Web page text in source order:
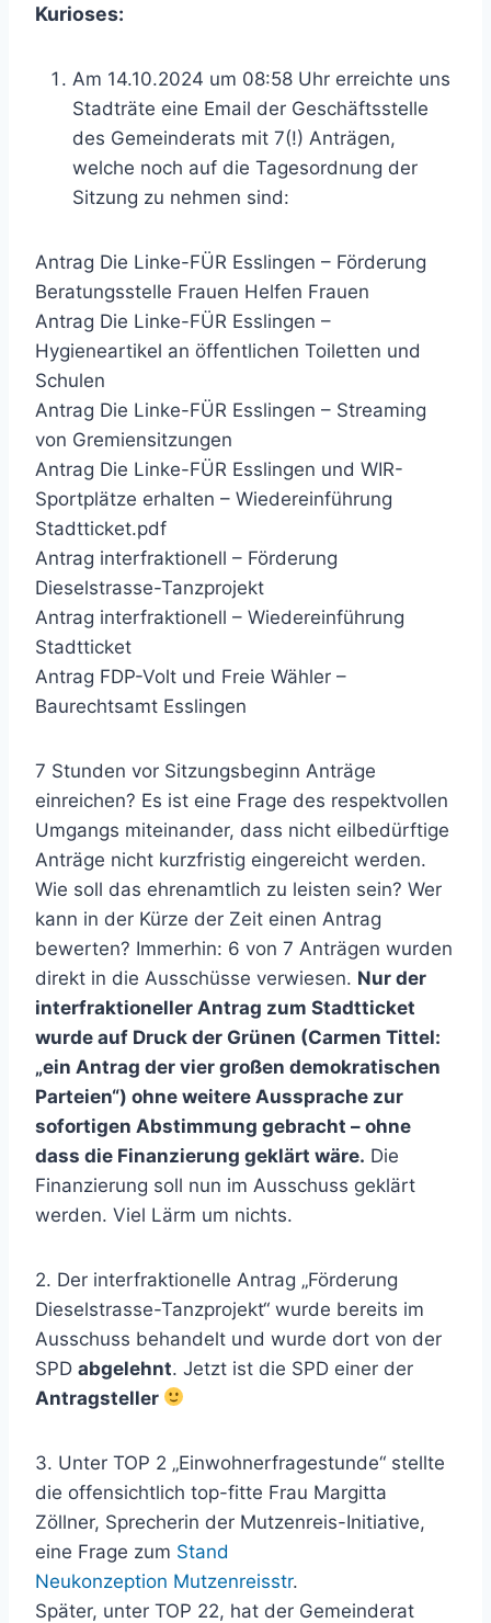
Kurioses:
Am 14.10.2024 um 08:58 Uhr erreichte uns
Stadträte eine Email der Geschäftsstelle
des Gemeinderats mit 7(!) Anträgen,
welche noch auf die Tagesordnung der
Sitzung zu nehmen sind:
Antrag Die Linke-FÜR Esslingen – Förderung
Beratungsstelle Frauen Helfen Frauen
Antrag Die Linke-FÜR Esslingen –
Hygieneartikel an öffentlichen Toiletten und
Schulen
Antrag Die Linke-FÜR Esslingen – Streaming
von Gremiensitzungen
Antrag Die Linke-FÜR Esslingen und WIR-
Sportplätze erhalten – Wiedereinführung
Stadtticket.pdf
Antrag interfraktionell – Förderung
Dieselstrasse-Tanzprojekt
Antrag interfraktionell – Wiedereinführung
Stadtticket
Antrag FDP-Volt und Freie Wähler –
Baurechtsamt Esslingen
7 Stunden vor Sitzungsbeginn Anträge
einreichen? Es ist eine Frage des respektvollen
Umgangs miteinander, dass nicht eilbedürftige
Anträge nicht kurzfristig eingereicht werden.
Wie soll das ehrenamtlich zu leisten sein? Wer
kann in der Kürze der Zeit einen Antrag
bewerten? Immerhin: 6 von 7 Anträgen wurden
direkt in die Ausschüsse verwiesen. Nur der
interfraktioneller Antrag zum Stadtticket
wurde auf Druck der Grünen (Carmen Tittel:
„ein Antrag der vier großen demokratischen
Parteien“) ohne weitere Aussprache zur
sofortigen Abstimmung gebracht – ohne
dass die Finanzierung geklärt wäre. Die
Finanzierung soll nun im Ausschuss geklärt
werden. Viel Lärm um nichts.
2. Der interfraktionelle Antrag „Förderung
Dieselstrasse-Tanzprojekt“ wurde bereits im
Ausschuss behandelt und wurde dort von der
SPD abgelehnt. Jetzt ist die SPD einer der
Antragsteller
3. Unter TOP 2 „Einwohnerfragestunde“ stellte
die offensichtlich top-fitte Frau Margitta
Zöllner, Sprecherin der Mutzenreis-Initiative,
eine Frage zum Stand
Neukonzeption Mutzenreisstr.
Später, unter TOP 22, hat der Gemeinderat